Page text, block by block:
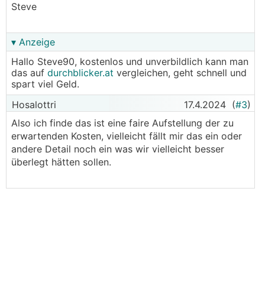
Steve
▾ Anzeige
Hallo Steve90, kostenlos und unverbildlich kann man
das auf durchblicker.at vergleichen, geht schnell und
spart viel Geld.
Hosalottri
17.4.2024 (#3)
Also ich finde das ist eine faire Aufstellung der zu
erwartenden Kosten, vielleicht fällt mir das ein oder
andere Detail noch ein was wir vielleicht besser
überlegt hätten sollen.